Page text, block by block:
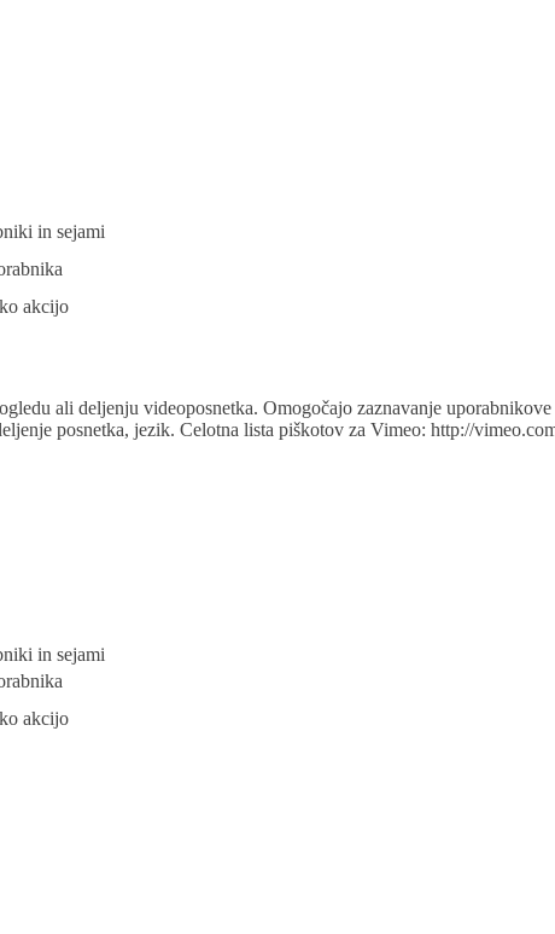
in sejami
akcijo
ali deljenju videoposnetka. Omogočajo zaznavanje
posnetka, jezik. Celotna lista piškotov za Vimeo: http://
in sejami
akcijo